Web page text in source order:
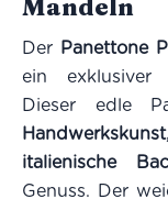
Mandeln
Der Panettone
ein exklusiver
Dieser edle
italienische
Genuss. Der